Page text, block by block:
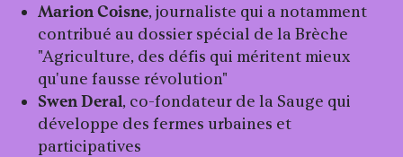
Marion Coisne, journaliste qui a notamment
contribué au dossier spécial de la Brèche
"Agriculture, des défis qui méritent mieux
qu'une fausse révolution"
Swen Deral, co-fondateur de la Sauge qui
développe des fermes urbaines et
participatives